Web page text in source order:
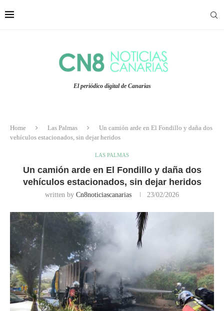
El periódico digital de Canarias
Home Las Palmas
Un camión arde en El Fondillo y daña dos
vehículos estacionados, sin dejar heridos
LAS PALMAS
Un camión arde en El Fondillo y daña dos
vehículos estacionados, sin dejar heridos
written by Cn8noticiascanarias 23/02/2026